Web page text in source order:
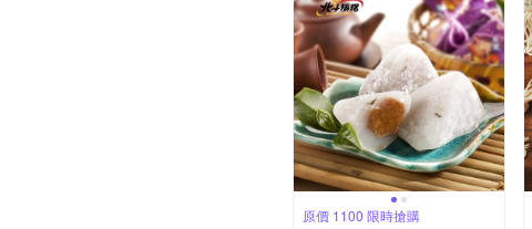
原價 1100 限時搶購